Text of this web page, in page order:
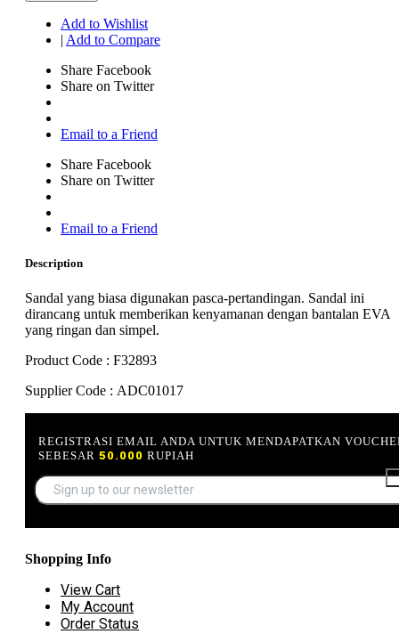
Add to Wishlist
| Add to Compare
Share Facebook
Share on Twitter
Email to a Friend
Share Facebook
Share on Twitter
Email to a Friend
Description
Sandal yang biasa digunakan pasca-pertandingan. Sandal ini
dirancang untuk memberikan kenyamanan dengan bantalan EVA
yang ringan dan simpel.
Product Code : F32893
Supplier Code : ADC01017
REGISTRASI EMAIL ANDA UNTUK MENDAPATKAN
SEBESAR 50.000 RUPIAH
Shopping Info
View Cart
My Account
Order Status